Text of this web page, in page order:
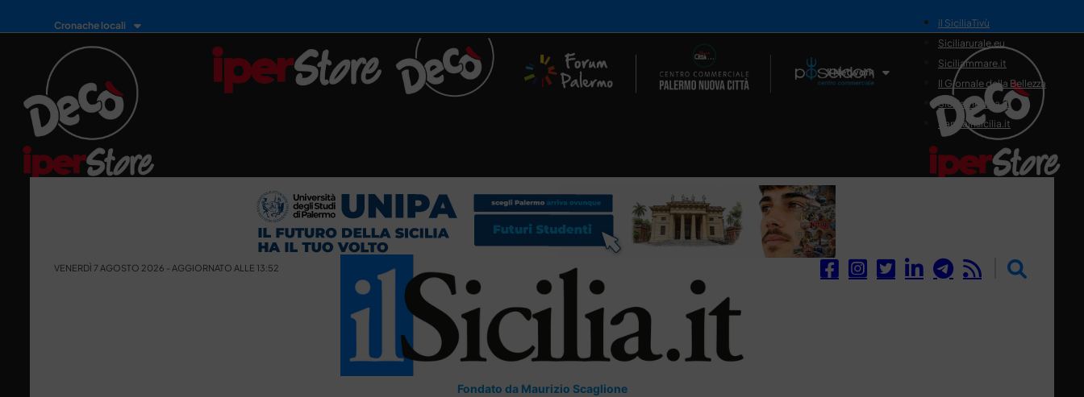
Cronache locali
Il Network
il SiciliaTivù
Siciliarurale.eu
Siciliammare.it
Il Giornale della Bellezza
Siciliamedica.it
Sanitainsicilia.it
VENERDÌ 7 AGOSTO 2026 - AGGIORNATO ALLE 13:52
Fondato da Maurizio Scaglione